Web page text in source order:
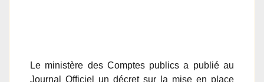
Le ministère des Comptes publics a publié au
Journal Officiel un décret sur la mise en place